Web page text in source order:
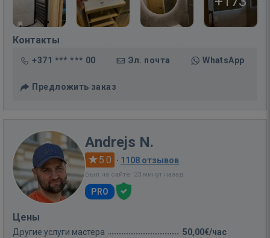
Контакты
+371 *** *** 00 Эл. почта WhatsApp
Предложить заказ
Andrejs N.
5.0 · 1108 отзывов
Был на сайте: 23 минут назад
PRO
Цены
Другие услуги мастера 50,00€/час